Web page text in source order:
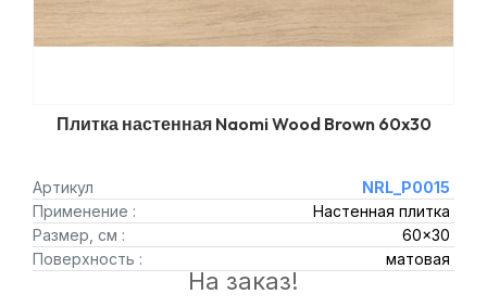
Плитка настенная Naomi Wood Brown 60x30
Артикул
NRL_P0015
Применение :
Настенная плитка
Размер, см :
60x30
Поверхность :
матовая
На заказ!